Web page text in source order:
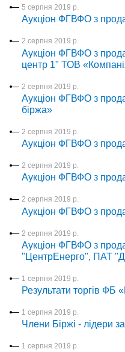
5 серпня 2019 р.
Аукціон ФГВФО з
2 серпня 2019 р.
Аукціон ФГВФО з
центр 1" ТОВ
2 серпня 2019 р.
Аукціон ФГВФО з
біржа»
2 серпня 2019 р.
Аукціон ФГВФО з
2 серпня 2019 р.
Аукціон ФГВФО з
2 серпня 2019 р.
Аукціон ФГВФО з
2 серпня 2019 р.
Аукціон ФГВФО з
"ЦентрЕнерго", ПАТ
1 серпня 2019 р.
Результати торгів ФБ
1 серпня 2019 р.
Члени Біржі - лідери
1 серпня 2019 р.